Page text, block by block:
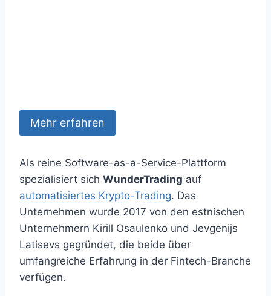
Mehr erfahren
Als reine Software-as-a-Service-Plattform
spezialisiert sich WunderTrading auf
automatisiertes Krypto-Trading. Das
Unternehmen wurde 2017 von den estnischen
Unternehmern Kirill Osaulenko und Jevgenijs
Latisevs gegründet, die beide über
umfangreiche Erfahrung in der Fintech-Branche
verfügen.